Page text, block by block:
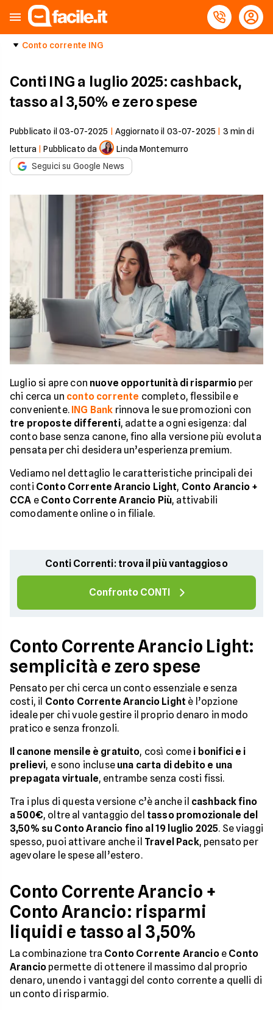
Conto corrente ING
Conti ING a luglio 2025: cashback,
tasso al 3,50% e zero spese
Pubblicato il 03-07-2025 Aggiornato il 03-07-2025 3 min di
lettura |Pubblicato da
Linda Montemurro
Seguici su Google News
Luglio si apre con nuove opportunità di risparmioper
chi cerca un conto corrente completo, flessibile e
conveniente. ING Bank rinnova le sue promozioni con
tre proposte differenti, adatte a ogni esigenza: dal
conto base senza canone, fino alla versione più evoluta
pensata per chi desidera un’esperienza premium.
Vediamo nel dettaglio le caratteristiche principali dei
conti Conto Corrente Arancio Light, Conto Arancio +
CCA e Conto Corrente Arancio Più, attivabili
comodamente online o in filiale.
Conti Correnti: trova il più vantaggioso
Confronto CONTI
Conto Corrente Arancio Light:
semplicità e zero spese
Pensato per chi cerca un conto essenziale e senza
costi, il Conto Corrente Arancio Light è l’opzione
ideale per chi vuole gestire il proprio denaro in modo
pratico e senza fronzoli.
Il canone mensile è gratuito, così come i bonifici e i
prelievi, e sono incluse una carta di debito e una
prepagata virtuale, entrambe senza costi fissi.
Tra i plus di questa versione c’è anche il cashback fino
a 500€, oltre al vantaggio del tasso promozionale del
3,50% su Conto Arancio fino al 19 luglio 2025. Se viaggi
spesso, puoi attivare anche il Travel Pack, pensato per
agevolare le spese all’estero.
Conto Corrente Arancio +
Conto Arancio: risparmi
liquidi e tasso al 3,50%
La combinazione tra Conto Corrente Arancioe Conto
Arancio permette di ottenere il massimo dal proprio
denaro, unendo i vantaggi del conto corrente a quelli di
un conto di risparmio.